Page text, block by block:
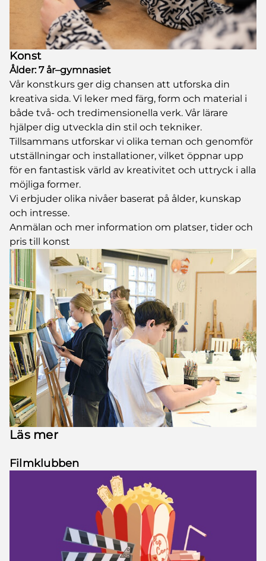
Konst
Ålder: 7 år–gymnasiet
Vår konstkurs ger dig chansen att utforska din
kreativa sida. Vi leker med färg, form och material i
både två- och tredimensionella verk. Vår lärare
hjälper dig utveckla din stil och tekniker.
Tillsammans utforskar vi olika teman och genomför
utställningar och installationer, vilket öppnar upp
för en fantastisk värld av kreativitet och uttryck i alla
möjliga former.
Vi erbjuder olika nivåer baserat på ålder, kunskap
och intresse.
Anmälan och mer information om platser, tider och
pris till konst
Läs mer
Filmklubben